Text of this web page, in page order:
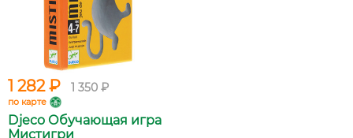
1 282 ₽ 1 350 ₽
по карте
Djeco Обучающая игра
Мистигри